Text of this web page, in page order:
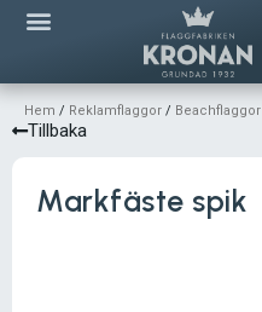
Hem / Reklamflaggor / Beachflaggor
Tillbaka
Markfäste spik